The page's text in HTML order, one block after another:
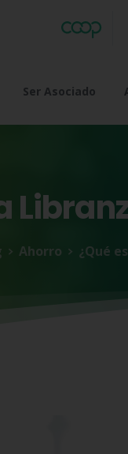
Ser Asociado
Ahorro ¿Qué